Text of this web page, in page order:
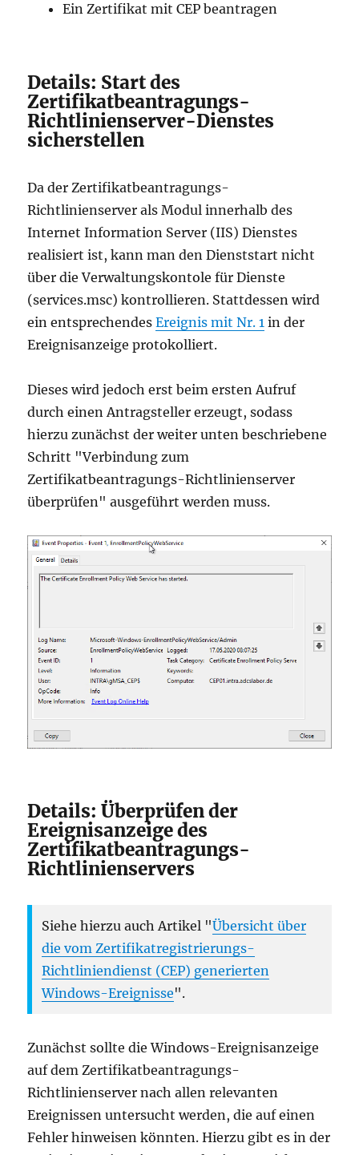
Ein Zertifikat mit CEP beantragen
Details: Start des
Zertifikatbeantragungs-
Richtlinienserver-Dienstes
sicherstellen
Da der Zertifikatbeantragungs-
Richtlinienserver als Modul innerhalb des
Internet Information Server (IIS) Dienstes
realisiert ist, kann man den Dienststart nicht
über die Verwaltungskontole für Dienste
(services.msc) kontrollieren. Stattdessen wird
ein entsprechendesEreignis mit Nr. 1 in der
Ereignisanzeige protokolliert.
Dieses wird jedoch erst beim ersten Aufruf
durch einen Antragsteller erzeugt, sodass
hierzu zunächst der weiter unten beschriebene
Schritt "Verbindung zum
Zertifikatbeantragungs-Richtlinienserver
überprüfen" ausgeführt werden muss.
Details: Überprüfen der
Ereignisanzeige des
Zertifikatbeantragungs-
Richtlinienservers
Siehe hierzu auch Artikel "Übersicht über
die vom Zertifikatregistrierungs-
Richtliniendienst (CEP) generierten
Windows-Ereignisse".
Zunächst sollte die Windows-Ereignisanzeige
auf dem Zertifikatbeantragungs-
Richtlinienserver nach allen relevanten
Ereignissen untersucht werden, die auf einen
Fehler hinweisen könnten. Hierzu gibt es in der